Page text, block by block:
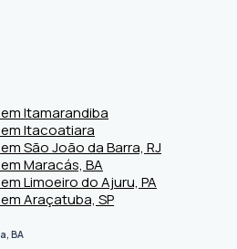
Itamarandiba
Itacoatiara
São João da Barra, RJ
Maracás, BA
Limoeiro do Ajuru, PA
Araçatuba, SP
BA